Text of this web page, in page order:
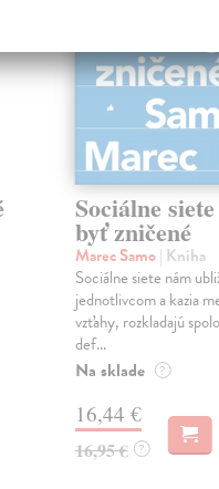
Sociálne
byť zničené
Marec Samo| Kniha
Sociálne siete nám
jednotlivcom a kazia
vzťahy, rozkladajú
def...
Na sklade ?
16,44 €
16,95 € ?